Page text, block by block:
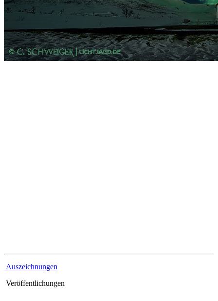
Auszeichnungen
Veröffentlichungen